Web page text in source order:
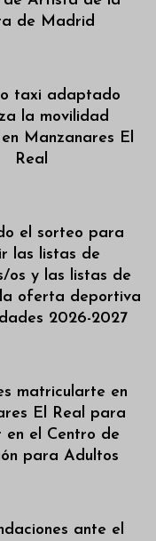
de Madrid
taxi adaptado
la movilidad
Manzanares El
Real
el sorteo para
las listas de
os y las listas de
oferta deportiva
2026-2027
matricularte en
El Real para
en el Centro de
para Adultos
ante el